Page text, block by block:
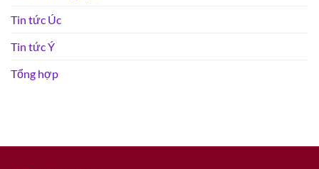
Tin tức Úc
Tin tức Ý
Tổng hợp